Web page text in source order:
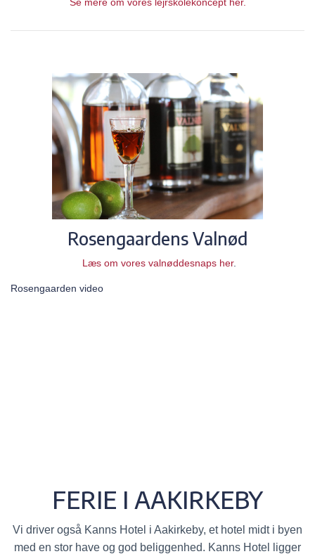
Rosengaardens Valnød
Læs om vores valnøddesnaps her.
Rosengaarden video
FERIE I AAKIRKEBY
Vi driver også Kanns Hotel i Aakirkeby, et hotel midt i byen
med en stor have og god beliggenhed. Kanns Hotel ligger